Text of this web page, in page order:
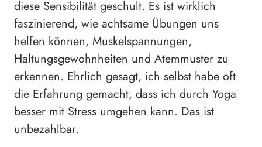
diese Sensibilität geschult. Es ist wirklich
faszinierend, wie achtsame Übungen uns
helfen können, Muskelspannungen,
Haltungsgewohnheiten und Atemmuster zu
erkennen. Ehrlich gesagt, ich selbst habe oft
die Erfahrung gemacht, dass ich durch Yoga
besser mit Stress umgehen kann. Das ist
unbezahlbar.